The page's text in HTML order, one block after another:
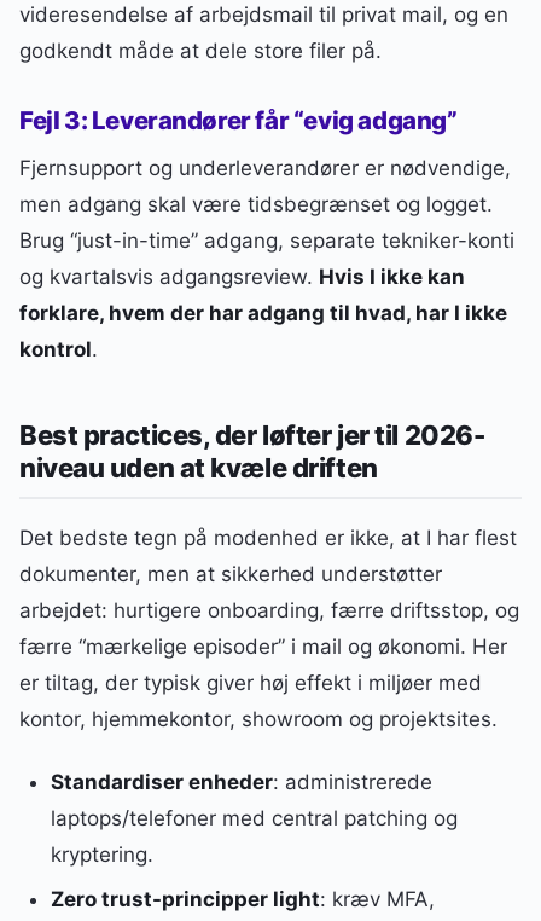
videresendelse af arbejdsmail til privat mail, og en
godkendt måde at dele store filer på.
Fejl 3: Leverandører får “evig adgang”
Fjernsupport og underleverandører er nødvendige,
men adgang skal være tidsbegrænset og logget.
Brug “just-in-time” adgang, separate tekniker-konti
og kvartalsvis adgangsreview. Hvis I ikke kan
forklare, hvem der har adgang til hvad, har I ikke
kontrol.
Best practices, der løfter jer til 2026-
niveau uden at kvæle driften
Det bedste tegn på modenhed er ikke, at I har flest
dokumenter, men at sikkerhed understøtter
arbejdet: hurtigere onboarding, færre driftsstop, og
færre “mærkelige episoder” i mail og økonomi. Her
er tiltag, der typisk giver høj effekt i miljøer med
kontor, hjemmekontor, showroom og projektsites.
Standardiser enheder: administrerede
laptops/telefoner med central patching og
kryptering.
Zero trust-principper light: kræv MFA,